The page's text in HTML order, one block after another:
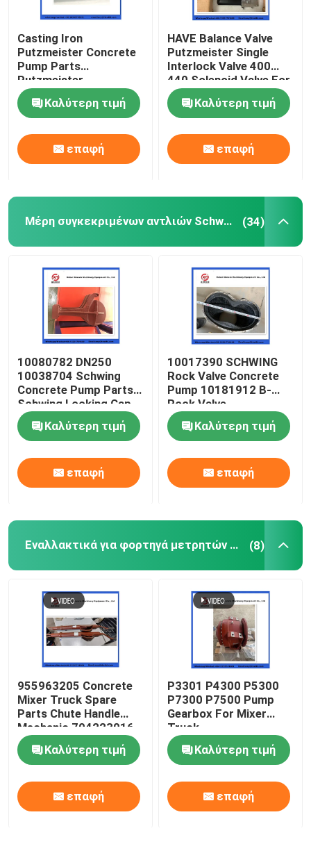
Σφαίρα καθαρισμού αντλίας σκυροδέματος
Χονδρικός εφοδιασμός
Αντλία Rexthod
Μέρη συγκεκριμένων αντλιών SANY
Χρησιμοποιημένο φορτηγό συγκεκριμένων αντλιών
Casting Iron
Putzmeister Concrete
Pump Parts
Putzmeister
Agitatoring Paddles
Καλύτερη τιμή
επαφή
HAVE Balance Valve
Putzmeister Single
Interlock Valve 400
440 Solenoid Valve For
Concrete Pump
Καλύτερη τιμή
επαφή
Μέρη συγκεκριμένων αντλιών Schwing (34)
10080782 DN250
10038704 Schwing
Concrete Pump Parts
Schwing Locking Cap
Καλύτερη τιμή
επαφή
10017390 SCHWING
Rock Valve Concrete
Pump 10181912 B-
Rock Valve
220/180/10059467
210/180Καλύτερη τιμή
επαφή
Εναλλακτικά για φορτηγά μετρητών σκυροδέματος (8)
955963205 Concrete
Mixer Truck Spare
Parts Chute Handle
Mechanic 704223016
Καλύτερη τιμή
επαφή
P3301 P4300 P5300
P7300 P7500 Pump
Gearbox For Mixer
Truck
Καλύτερη τιμή
επαφή